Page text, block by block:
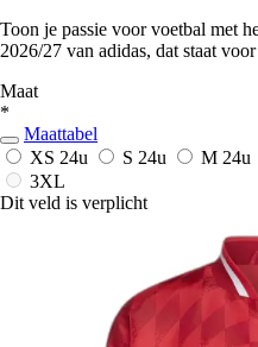
Toon je passie voor voetbal met
2026/27 van adidas, dat staat
Maat
*
Maattabel
XS 24u S 24u M 24u
3XL
Dit veld is verplicht